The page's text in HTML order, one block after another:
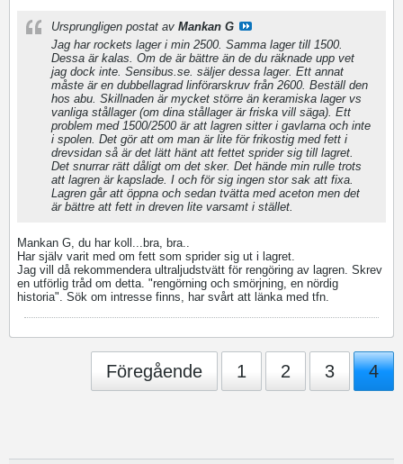
Ursprungligen postat av Mankan G
Jag har rockets lager i min 2500. Samma lager till 1500.
Dessa är kalas. Om de är bättre än de du räknade upp vet
jag dock inte. Sensibus.se. säljer dessa lager. Ett annat
måste är en dubbellagrad linförarskruv från 2600. Beställ den
hos abu. Skillnaden är mycket större än keramiska lager vs
vanliga stållager (om dina stållager är friska vill säga). Ett
problem med 1500/2500 är att lagren sitter i gavlarna och inte
i spolen. Det gör att om man är lite för frikostig med fett i
drevsidan så är det lätt hänt att fettet sprider sig till lagret.
Det snurrar rätt dåligt om det sker. Det hände min rulle trots
att lagren är kapslade. I och för sig ingen stor sak att fixa.
Lagren går att öppna och sedan tvätta med aceton men det
är bättre att fett in dreven lite varsamt i stället.
Mankan G, du har koll...bra, bra..
Har själv varit med om fett som sprider sig ut i lagret.
Jag vill då rekommendera ultraljudstvätt för rengöring av lagren. Skrev
en utförlig tråd om detta. "rengörning och smörjning, en nördig
historia". Sök om intresse finns, har svårt att länka med tfn.
Föregående 1 2 3 4